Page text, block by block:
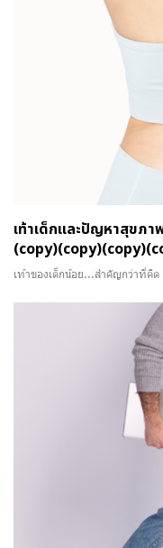
เท้าเด็กและปัญหาสุขภ
เท้าของเด็กน้อย...สำคัญกว่าที่